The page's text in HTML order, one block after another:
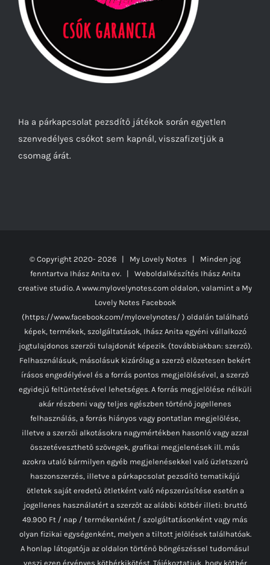
Ha a párkapcsolat pezsdítő játékok során egyetlen
szenvedélyes csókot sem kapnál, visszafizetjük a
csomag árát.
© Copyright 2020- 2026 | My Lovely Notes | Minden jog
fenntartva Ihász Anita ev. | Weboldalkészítés Ihász Anita
creative studio. A www.mylovelynotes.com oldalon, valamint a My
Lovely Notes Facebook
(https://www.facebook.com/mylovelynotes/ ) oldalán található
képek, termékek, szolgáltatások, Ihász Anita egyéni vállalkozó
jogtulajdonos szerzői tulajdonát képezik. (továbbiakban: szerző).
Felhasználásuk, másolásuk kizárólag a szerző előzetesen bekért
írásos engedélyével és a forrás pontos megjelölésével, a szerző
egyidejű feltüntetésével lehetséges. A forrás megjelölése nélküli
akár részbeni vagy teljes egészben történő jogellenes
felhasználás, a forrás hiányos vagy pontatlan megjelölése,
illetve a szerzői alkotásokra nagymértékben hasonló vagy azzal
összetéveszthető szövegek, grafikai megjelenések ill. más
azokra utaló bármilyen egyéb megjelenésekkel való üzletszerű
haszonszerzés, illetve a párkapcsolat pezsdítő tematikájú
ötletek saját eredetű ötletként való népszerűsítése esetén a
jogellenes használatért a szerzőt az alábbi kötbér illeti: bruttó
49.900 Ft / nap / termékenként / szolgáltatásonként vagy más
olyan fizikai egységenként, melyen a tiltott jelölések találhatóak.
A honlap látogatója az oldalon történő böngészéssel tudomásul
veszi ezen érvényes kötbérkikötést. Tájékoztatjuk, hogy kötbér